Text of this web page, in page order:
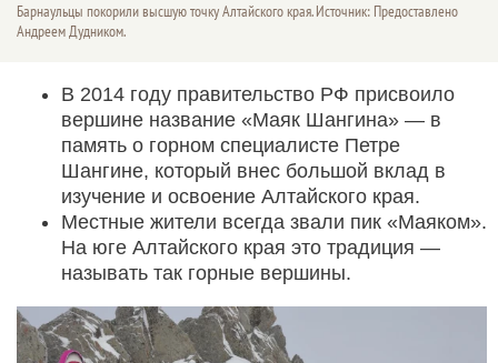
Барнаульцы покорили высшую точку Алтайского края. Источник: Предоставлено
Андреем Дудником.
В 2014 году правительство РФ присвоило
вершине название «Маяк Шангина» — в
память о горном специалисте Петре
Шангине, который внес большой вклад в
изучение и освоение Алтайского края.
Местные жители всегда звали пик «Маяком».
На юге Алтайского края это традиция —
называть так горные вершины.